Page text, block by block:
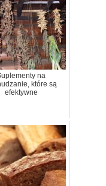
na
które są
efektywne